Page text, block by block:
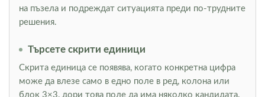
на пъзела и подреждат ситуацията преди по-трудните
решения.
Търсете скрити единици
Скрита единица се появява, когато конкретна цифра
може да влезе само в едно поле в ред, колона или
блок 3×3, дори това поле да има няколко кандидата.